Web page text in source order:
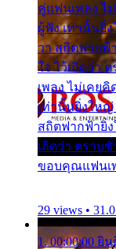
คู่แฟนเพลง ไ
ผู้ฟัง เท่านั้นยิ่
วา สถิตฟากฟ้
ใจ ไว้เถิดว่า
เพลง ไม่เคย
เท่านั้นยิ่งใหญ่
สถิตฟากฟ้ายิ่
เถิดว่า ตราบ
ขอบคุณแฟนเพ
29 views •
1. 00:00:00 ยิ